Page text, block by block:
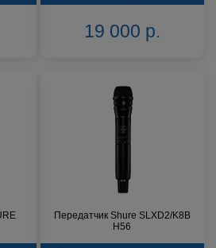
19 000 р.
Передатчик Shure SLXD2/K8B
H56